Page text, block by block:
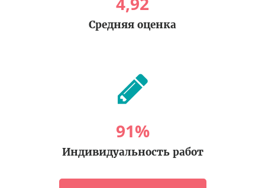
Средняя оценка
91%
Индивидуальность работ